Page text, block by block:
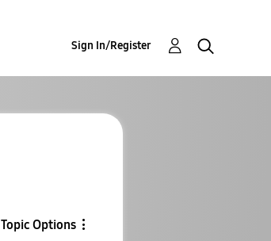
Sign In/Register
Topic Options